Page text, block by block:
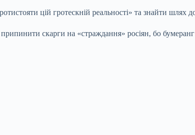
цій гротескній реальності» та знайти шлях
скарги на «страждання» росіян, бо бумеранг